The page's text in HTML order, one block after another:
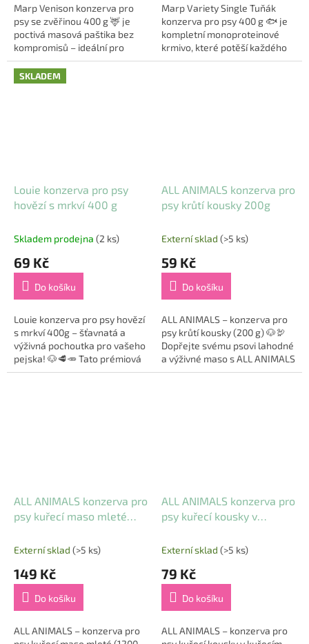
Marp Venison konzerva pro
psy se zvěřinou 400 g 🦌 je
poctivá masová paštika bez
kompromisů – ideální pro
každého psa, kterému chcete
dopřát kvalitní, přírodní a
šetrnou výživu....
Marp Variety Single Tuňák
konzerva pro psy 400 g 🐟 je
kompletní monoproteinové
krmivo, které potěší každého
psího gurmána – a zároveň je
SKLADEM
Louie konzerva pro psy
hovězí s mrkví 400 g
Skladem prodejna (2 ks)
69 Kč
Do košíku
Louie konzerva pro psy hovězí
s mrkví 400g – šťavnatá a
výživná pochoutka pro vašeho
pejska! 🐶🥩🥕 Tato prémiová
masová konzerva obsahuje
ALL ANIMALS konzerva pro
psy krůtí kousky 200g
Externí sklad (>5 ks)
59 Kč
Do košíku
ALL ANIMALS – konzerva pro
psy krůtí kousky (200 g) 🐶🦃
Dopřejte svému psovi lahodné
a výživné maso s ALL ANIMALS
– krůtí kousky! Tato
ALL ANIMALS konzerva pro
psy kuřecí maso mleté
Externí sklad (>5 ks)
149 Kč
Do košíku
ALL ANIMALS – konzerva pro
ALL ANIMALS konzerva pro
psy kuřecí kousky v
Externí sklad (>5 ks)
79 Kč
Do košíku
ALL ANIMALS – konzerva pro